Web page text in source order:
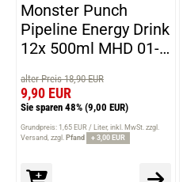
Monster Punch
Pipeline Energy Drink
12x 500ml MHD 01-
alter Preis 18,90 EUR
9,90 EUR
Sie sparen 48% (9,00 EUR)
Grundpreis: 1,65 EUR / Liter inkl. MwSt. zzgl.
Versand zzgl. Pfand + 3,00 EUR